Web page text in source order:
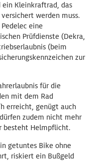
ein Kleinkraftrad, das
werden muss.
eine
Prüfdienste (Dekra,
(beim
zur
für die
mit dem Rad
erreicht, genügt auch
zudem nicht mehr
besteht Helmpflicht.
getuntes Bike ohne
riskiert ein Bußgeld